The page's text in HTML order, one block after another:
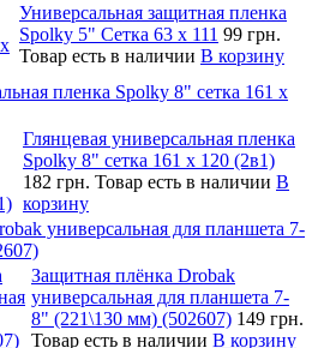
Универсальная защитная пленка
Spolky 5" Сетка 63 x 111 99 грн.
Товар есть в наличии В корзину
пленка Spolky 8" сетка 161 х
Глянцевая универсальная пленка
Spolky 8" сетка 161 х 120 (2в1)
182 грн. Товар есть в наличии В
корзину
универсальная для планшета 7-
Защитная плёнка Drobak
универсальная для планшета 7-
8" (221\130 мм) (502607) 149 грн.
Товар есть в наличии В корзину